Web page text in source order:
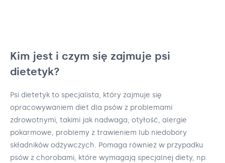
Kim jest i czym się zajmuje psi
dietetyk?
Psi dietetyk to specjalista, który zajmuje się
opracowywaniem diet dla psów z problemami
zdrowotnymi, takimi jak nadwaga, otyłość, alergie
pokarmowe, problemy z trawieniem lub niedobory
składników odżywczych. Pomaga również w przypadku
psów z chorobami, które wymagają specjalnej diety, np.